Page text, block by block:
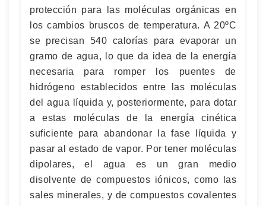
protección para las moléculas orgánicas en
los cambios bruscos de temperatura. A 20ºC
se precisan 540 calorías para evaporar un
gramo de agua, lo que da idea de la energía
necesaria para romper los puentes de
hidrógeno establecidos entre las moléculas
del agua líquida y, posteriormente, para dotar
a estas moléculas de la energía cinética
suficiente para abandonar la fase líquida y
pasar al estado de vapor. Por tener moléculas
dipolares, el agua es un gran medio
disolvente de compuestos iónicos, como las
sales minerales, y de compuestos covalentes